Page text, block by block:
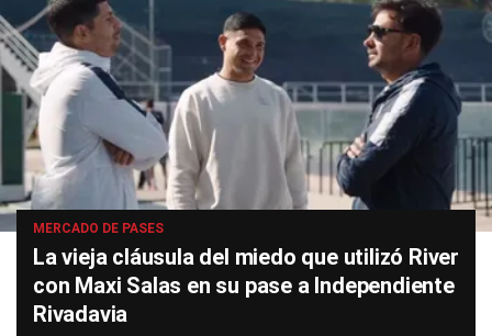
MERCADO DE PASES
La vieja cláusula del miedo que utilizó River
con Maxi Salas en su pase a Independiente
Rivadavia